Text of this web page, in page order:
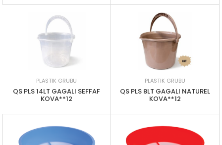
PLASTIK GRUBU
QS PLS 14LT GAGALI SEFFAF
KOVA**12
PLASTIK GRUBU
QS PLS 8LT GAGALI NATUREL
KOVA**12